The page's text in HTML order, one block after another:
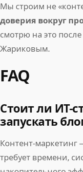
Мы строим не
доверия вокруг
смотрю на это
Жариковым.
FAQ
Стоит ли ИТ-
запускать
Контент-маркетинг
требует времени,